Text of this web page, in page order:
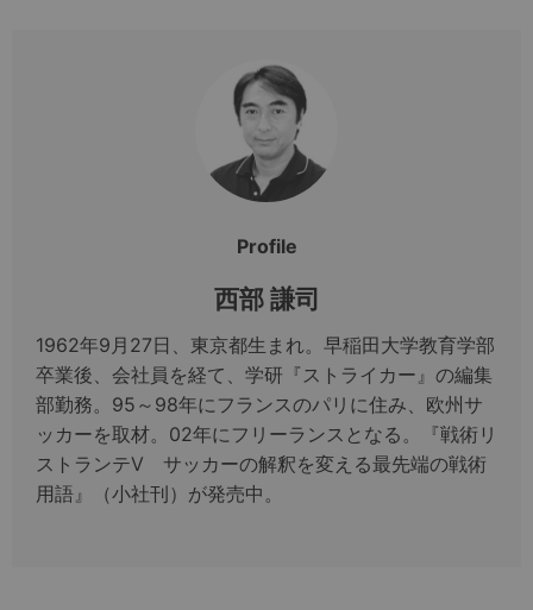
Profile
西部 謙司
1962年9月27日、東京都生まれ。早稲田大学教育学部
卒業後、会社員を経て、学研『ストライカー』の編集
部勤務。95～98年にフランスのパリに住み、欧州サ
ッカーを取材。02年にフリーランスとなる。『戦術リ
ストランテV サッカーの解釈を変える最先端の戦術
用語』（小社刊）が発売中。